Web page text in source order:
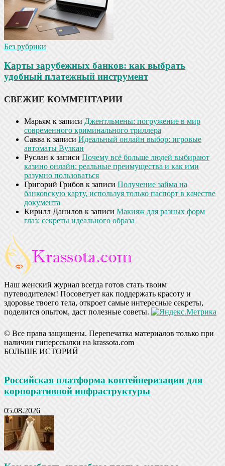
Без рубрики
Карты зарубежных банков: как выбрать
удобный платежный инструмент
СВЕЖИЕ КОММЕНТАРИИ
Марьям к записи Джентльмены: погружение в мир
современного криминального триллера
Савва к записи Идеальный онлайн выбор: игровые
автоматы Вулкан
Руслан к записи Почему всё больше людей выбирают
казино онлайн: реальные преимущества и как ими
разумно пользоваться
Григорий Грибов к записи Получение займа на
банковскую карту, используя только паспорт в качестве
документа
Кирилл Данилов к записи Макияж для разных форм
глаз: секреты идеального образа
Наш женский журнал всегда готов стать твоим
путеводителем! Посоветует как поддержать красоту и
здоровье твоего тела, откроет самые интересные секреты,
поделится опытом, даст полезные советы.
© Все права защищены. Перепечатка материалов только при
наличии гиперссылки на krassota.com
БОЛЬШЕ ИСТОРИЙ
Российская платформа контейнеризации для
корпоративной инфраструктуры
05.08.2026